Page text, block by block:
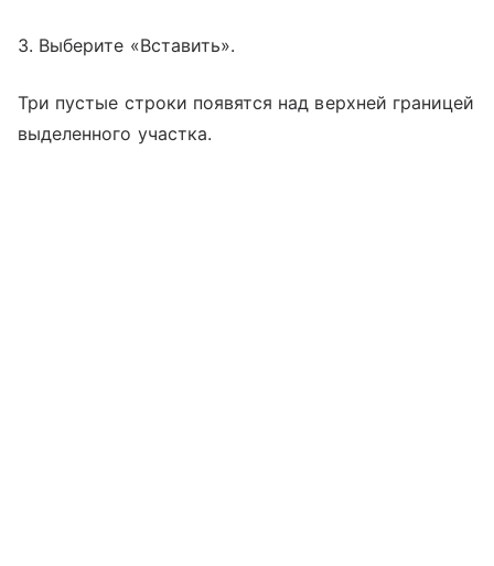
3. Выберите «Вставить».
Три пустые строки появятся над верхней границей
выделенного участка.